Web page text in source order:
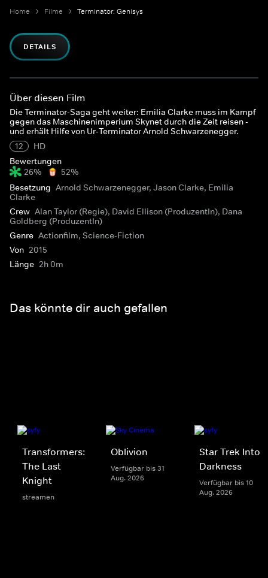
Home Filme Terminator: Genisys
DETAILS
Über diesen Film
Die Terminator-Saga geht weiter: Emilia Clarke muss im Kampf
gegen das Maschinenimperium Skynet durch die Zeit reisen -
und erhält Hilfe von Ur-Terminator Arnold Schwarzenegger.
12
HD
Bewertungen
26%
52%
Besetzung Arnold Schwarzenegger, Jason Clarke, Emilia
Clarke
Crew Alan Taylor (Regie), David Ellison (ProduzentIn), Dana
Goldberg (ProduzentIn)
Genre Actionfilm, Science-Fiction
Von 2015
Länge 2h 0m
Das könnte dir auch gefallen
Transformers:
The Last
Knight
streamen
Oblivion
Verfügbar bis 31
Aug. 2026
Star Trek Into
Darkness
Verfügbar bis 10
Aug. 2026